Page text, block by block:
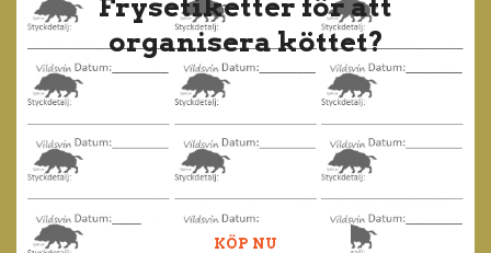
Frysetiketter för att
organisera köttet?
KÖP NU